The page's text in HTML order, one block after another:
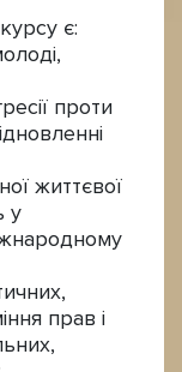
є:
проти
життєвої
у
прав і